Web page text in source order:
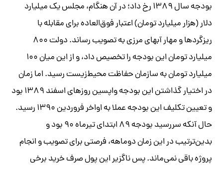
بودجه سال ۱۳۸۹ رخ داد؛ در آن هنگام، مجلس یک میلیارد
دلار (هزار میلیارد تومان) اعتبار فوق‌العاده برای مقابله با
ریزگردها و مهار آبهای مرزی به تصویب رساند. دولت ۸۰۰
میلیارد تومان این بودجه را تخصیص داد، و از این میان ۱۰۰
میلیارد تومان به سازمان حفاظت محیط‌زیست رسید. اما زمان
در اختیار گذاشتن این بودجه واپسین روزهای اسفند ۱۳۸۹ بود
و تعیین تکلیف این بودجه عملا به اواخر فروردین ۱۳۹۰ رسید.
حال آنکه سررسید بودجه ۸۹ ابتدای تیرماه ۹۰ بود و
بدین‌ترتیب در این زمان دوماهه، فرصتی برای تصویب و انجام
پروژه باقی نمی‌ماند. پس ناگزیر این پول صرف خرید برخی